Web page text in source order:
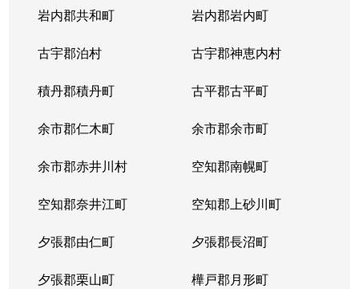
岩内郡共和町 岩内郡岩内町
古宇郡泊村 古宇郡神恵内村
積丹郡積丹町 古平郡古平町
余市郡仁木町 余市郡余市町
余市郡赤井川村 空知郡南幌町
空知郡奈井江町 空知郡上砂川町
夕張郡由仁町 夕張郡長沼町
夕張郡栗山町 樺戸郡月形町